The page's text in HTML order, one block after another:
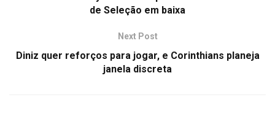
de Seleção em baixa
Next Post
Diniz quer reforços para jogar, e Corinthians planeja
janela discreta